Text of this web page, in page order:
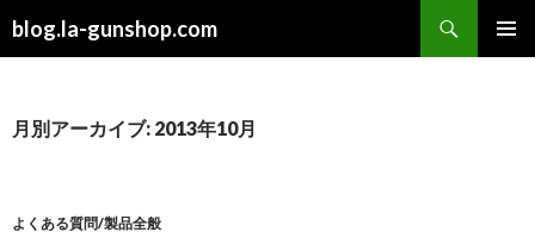
blog.la-gunshop.com
索
ン
キ
月別アーカイブ: 2013年10月
よくある質問/製品全般